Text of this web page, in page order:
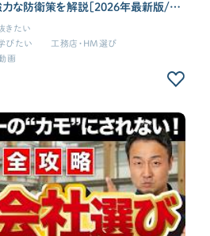
力な防衛策を解説［2026年最新版/注
きたい
びたい
工務店・HM選び
画